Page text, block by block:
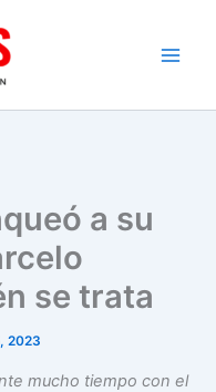
a su
se trata
2023
mucho tiempo con el